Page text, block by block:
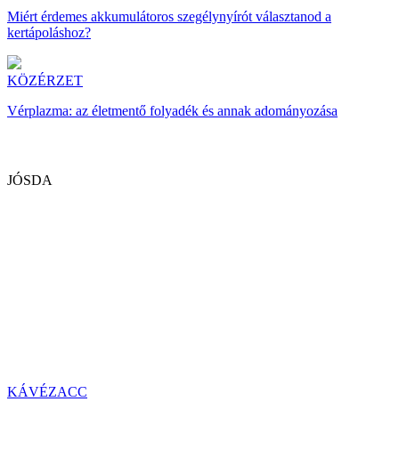
Miért érdemes akkumulátoros szegélynyírót választanod a
kertápoláshoz?
KÖZÉRZET
Vérplazma: az életmentő folyadék és annak adományozása
JÓSDA
KÁVÉZACC